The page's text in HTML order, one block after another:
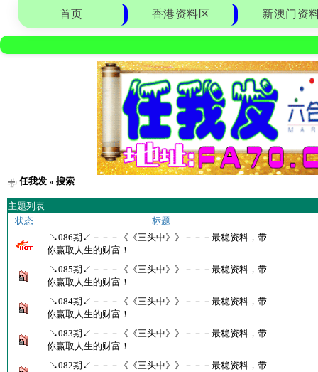
首页 香港资料区 新澳门资
任我发» 搜索
主题列表
状态
标题
↘086期↙－－－《《三头中》》－－－最稳资料，带
你赢取人生的财富！
↘085期↙－－－《《三头中》》－－－最稳资料，带
你赢取人生的财富！
↘084期↙－－－《《三头中》》－－－最稳资料，带
你赢取人生的财富！
↘083期↙－－－《《三头中》》－－－最稳资料，带
你赢取人生的财富！
↘082期↙－－－《《三头中》》－－－最稳资料，带